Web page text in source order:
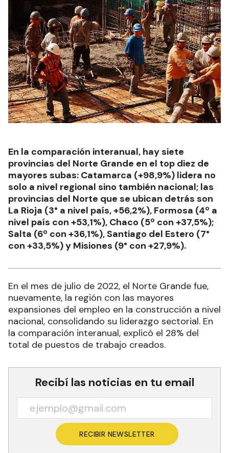
En la comparación interanual, hay siete
provincias del Norte Grande en el top diez de
mayores subas: Catamarca (+98,9%) lidera no
solo a nivel regional sino también nacional; las
provincias del Norte que se ubican detrás son
La Rioja (3° a nivel país, +56,2%), Formosa (4º a
nivel país con +53,1%), Chaco (5º con +37,5%);
Salta (6º con +36,1%), Santiago del Estero (7°
con +33,5%) y Misiones (9° con +27,9%).
En el mes de julio de 2022, el Norte Grande fue,
nuevamente, la región con las mayores
expansiones del empleo en la construcción a nivel
nacional, consolidando su liderazgo sectorial. En
la comparación interanual, explicó el 28% del
total de puestos de trabajo creados.
Recibí las noticias en tu email
RECIBIR NEWSLETTER